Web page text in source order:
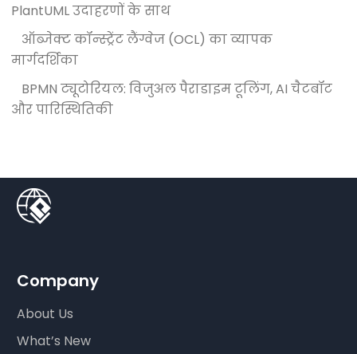
PlantUML उदाहरणों के साथ
ऑब्जेक्ट कॉन्स्ट्रेंट लैंग्वेज (OCL) का व्यापक
मार्गदर्शिका
BPMN ट्यूटोरियल: विजुअल पैराडाइम टूलिंग, AI चैटबॉट
और पारिस्थितिकी
Company
About Us
What’s New